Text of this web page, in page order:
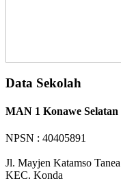
Data Sekolah
MAN 1 Konawe Selatan
NPSN : 40405891
Jl. Mayjen Katamso Tanea
KEC. Konda